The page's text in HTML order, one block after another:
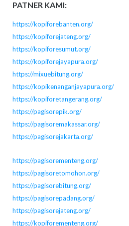
PATNER KAMI:
https://kopiforebanten.org/
https://kopiforejateng.org/
https://kopiforesumut.org/
https://kopiforejayapura.org/
https://mixuebitung.org/
https://kopikenanganjayapura.org/
https://kopiforetangerang.org/
https://pagisorepik.org/
https://pagisoremakassar.org/
https://pagisorejakarta.org/
https://pagisorementeng.org/
https://pagisoretomohon.org/
https://pagisorebitung.org/
https://pagisorepadang.org/
https://pagisorejateng.org/
https://kopiforementeng.org/